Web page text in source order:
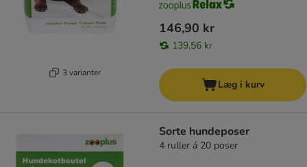
3 varianter
146,90 kr
139,56 kr
Læg i kurv
Sorte hundeposer
4 ruller á 20 poser